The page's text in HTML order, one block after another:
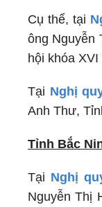
Cụ thể, tại
ông Nguyễn
hội khóa
Tại Nghị
Anh Thư,
Tỉnh Bắc
Tại Nghị
Nguyễn Thị